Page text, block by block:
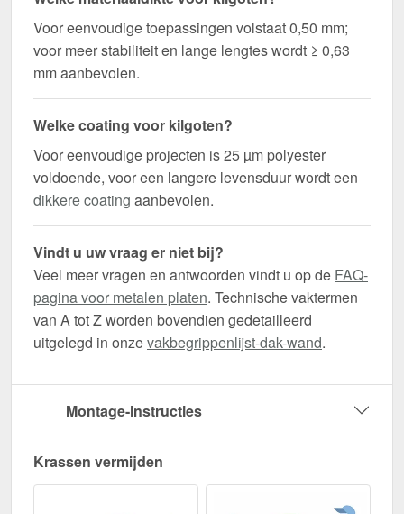
Voor eenvoudige toepassingen volstaat 0,50 mm;
voor meer stabiliteit en lange lengtes wordt ≥ 0,63
mm aanbevolen.
Welke coating voor kilgoten?
Voor eenvoudige projecten is 25 µm polyester
voldoende, voor een langere levensduur wordt een
dikkere coating aanbevolen.
Vindt u uw vraag er niet bij?
Veel meer vragen en antwoorden vindt u op de FAQ-
pagina voor metalen platen. Technische vaktermen
van A tot Z worden bovendien gedetailleerd
uitgelegd in onzevakbegrippenlijst-dak-wand.
Montage-instructies
Krassen vermijden